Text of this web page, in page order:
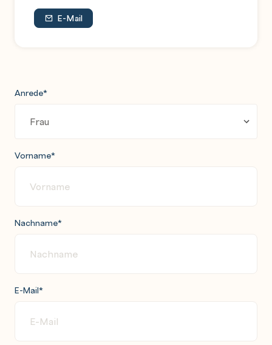
E-Mail
Anrede*
Vorname*
Nachname*
E-Mail*